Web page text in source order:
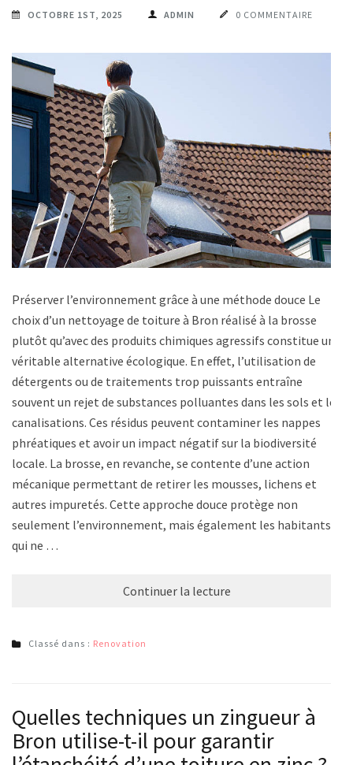
OCTOBRE 1ST, 2025 ADMIN 0 COMMENTAIRE
Préserver l’environnement grâce à une méthode douce Le
choix d’un nettoyage de toiture à Bron réalisé à la brosse
plutôt qu’avec des produits chimiques agressifs constitue une
véritable alternative écologique. En effet, l’utilisation de
détergents ou de traitements trop puissants entraîne
souvent un rejet de substances polluantes dans les sols et les
canalisations. Ces résidus peuvent contaminer les nappes
phréatiques et avoir un impact négatif sur la biodiversité
locale. La brosse, en revanche, se contente d’une action
mécanique permettant de retirer les mousses, lichens et
autres impuretés. Cette approche douce protège non
seulement l’environnement, mais également les habitants,
qui ne …
Continuer la lecture
Classé dans : Renovation
Quelles techniques un zingueur à
Bron utilise-t-il pour garantir